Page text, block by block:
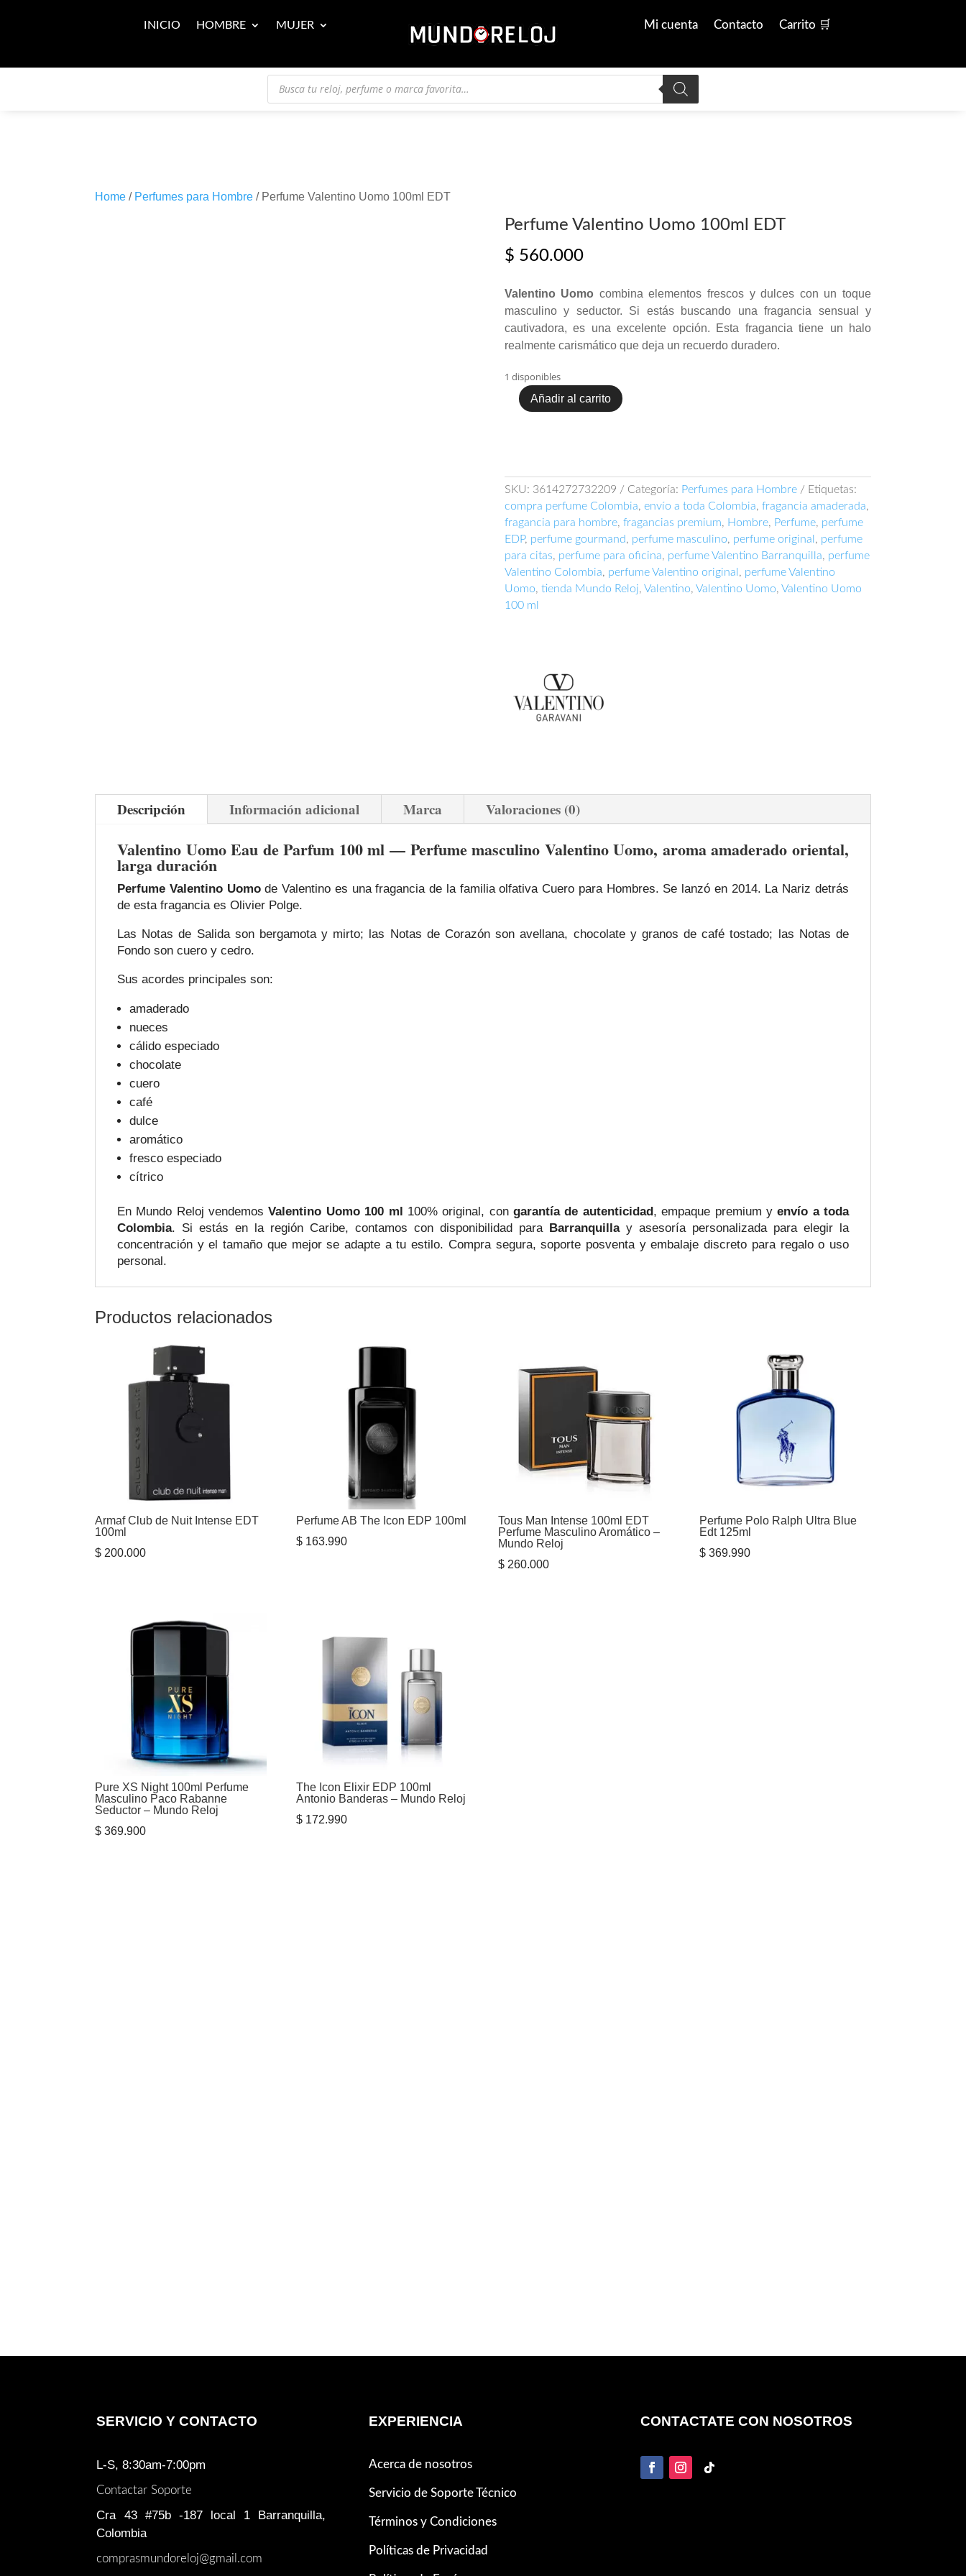
INICIO HOMBRE MUJER Mi cuenta Contacto Carrito 🛒
Búsqueda
productos
Home / Perfumes para Hombre / Perfume Valentino Uomo 100ml EDT
Perfume Valentino Uomo 100ml EDT
$ 560.000
Valentino Uomo combina elementos frescos y dulces con un toque
masculino y seductor. Si estás buscando una fragancia sensual y
cautivadora, es una excelente opción. Esta fragancia tiene un halo
realmente carismático que deja un recuerdo duradero.
1 disponibles
Perfume
cantidad
Añadir al carrito
SKU: 3614272732209 Categoría: Perfumes para Hombre
Etiquetas:
compra perfume Colombia, envío a toda Colombia, fragancia amaderada,
fragancia para hombre, fragancias premium, Hombre, Perfume, perfume
EDP, perfume gourmand, perfume masculino, perfume original , perfume
para citas, perfume para oficina, perfume Valentino Barranquilla, perfume
Valentino Colombia, perfume Valentino original , perfume Valentino
Uomo, tienda Mundo Reloj, Valentino, Valentino Uomo, Valentino Uomo
100 ml
Descripción Información adicional Marca Valoraciones (0)
Valentino Uomo Eau de Parfum 100 ml — Perfume masculino Valentino Uomo, aroma amaderado oriental,
larga duración
Perfume Valentino Uomode Valentino es una fragancia de la familia olfativa Cuero para Hombres. Se lanzó en 2014. La Nariz detrás
de esta fragancia es Olivier Polge.
Las Notas de Salida son bergamota y mirto; las Notas de Corazón son avellana, chocolate y granos de café tostado; las Notas de
Fondo son cuero y cedro.
Sus acordes principales son:
amaderado
nueces
cálido especiado
chocolate
cuero
café
dulce
aromático
fresco especiado
cítrico
En Mundo Reloj vendemosValentino Uomo 100 ml 100% original, congarantía de autenticidad, empaque premium yenvío a toda
Colombia. Si estás en la región Caribe, contamos con disponibilidad para Barranquillay asesoría personalizada para elegir la
concentración y el tamaño que mejor se adapte a tu estilo. Compra segura, soporte posventa y embalaje discreto para regalo o uso
personal.
Productos relacionados
Armaf Club de Nuit Intense EDT
100ml
$ 200.000
Perfume AB The Icon EDP 100ml
$ 163.990
Tous Man Intense 100ml EDT
Perfume Masculino Aromático –
Mundo Reloj
$260.000
Perfume Polo Ralph Ultra Blue
Edt 125ml
$369.990
Pure XS Night 100ml Perfume
Masculino Paco Rabanne
Seductor – Mundo Reloj
$ 369.900
The Icon Elixir EDP 100ml
Antonio Banderas – Mundo Reloj
$ 172.990
SERVICIO Y CONTACTO
L-S, 8:30am-7:00pm
Contactar Soporte
Cra 43 #75b -187 local 1 Barranquilla,
Colombia
comprasmundoreloj@gmail.com
EXPERIENCIA
Acerca de nosotros
Servicio de Soporte Técnico
Términos y Condiciones
Políticas de Privacidad
CONTACTATE CON NOSOTROS